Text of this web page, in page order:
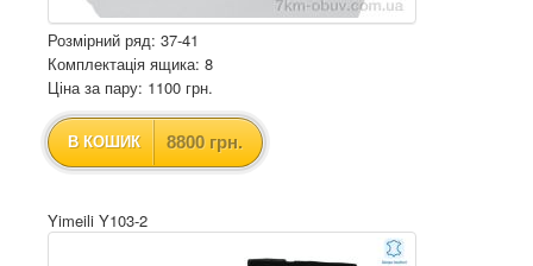
Розмірний ряд: 37-41
Комплектація ящика: 8
Ціна за пару: 1100 грн.
В КОШИК 8800 грн.
Yimeili Y103-2